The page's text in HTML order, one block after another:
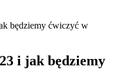
i jak będziemy